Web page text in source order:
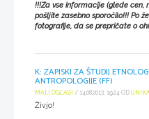
!!!Za vse informacije (glede cen,
pošljite zasebno sporočilo!!! Po
fotografije, da se prepričate o
K: ZAPISKI ZA ŠTUDIJ
ANTROPOLOGIJE (FF)
MALI OGLASI / 14.08.2013, 19:24 OD
Živjo!